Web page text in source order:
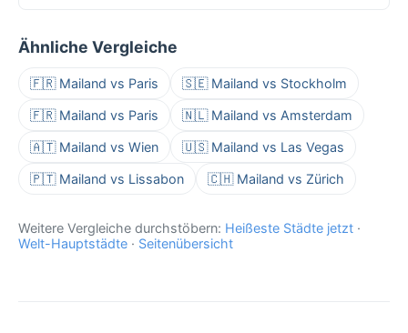
Ähnliche Vergleiche
🇫🇷 Mailand vs Paris 🇸🇪 Mailand vs Stockholm
🇫🇷 Mailand vs Paris 🇳🇱 Mailand vs Amsterdam
🇦🇹 Mailand vs Wien 🇺🇸 Mailand vs Las Vegas
🇵🇹 Mailand vs Lissabon 🇨🇭 Mailand vs Zürich
Weitere Vergleiche durchstöbern: Heißeste Städte jetzt ·
Welt-Hauptstädte · Seitenübersicht